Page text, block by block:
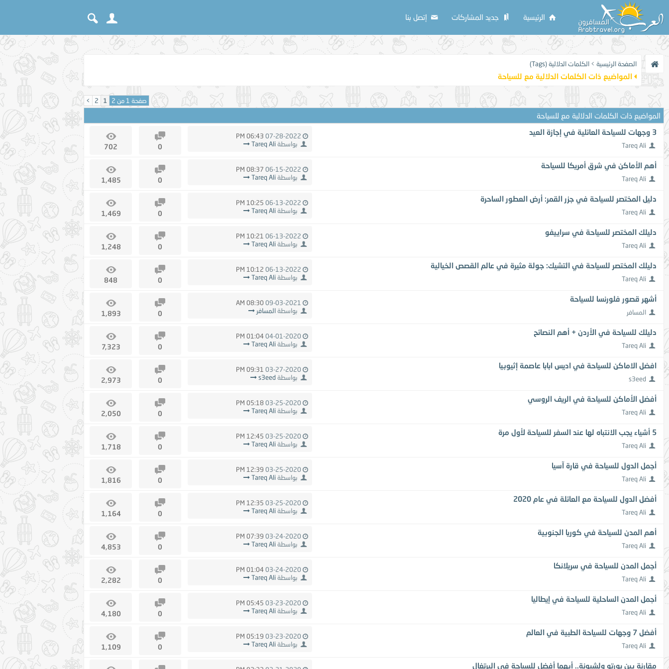
الرئيسية جديد المشاركات إتصل بنا
الصفحة الرئيسية > الكلمات الدلالية (Tags)
المواضيع ذات الكلمات الدلالية مع للسياحة
صفحة 1 من 2 1
2
>
المواضيع ذات الكلمات الدلالية مع للسياحة
3 وجهات للسياحة العائلية في إجازة العيد
Tareq Ali
0
702
06:43 PM
بواسطةTareq Ali
أهم الأماكن في شرق أمريكا للسياحة
Tareq Ali
0
1,485
08:37 PM
بواسطةTareq Ali
دليل المختصر للسياحة في جزر القمر: أرض العطور الساحرة
Tareq Ali
0
1,469
10:25 PM
بواسطةTareq Ali
دليلك المختصر للسياحة في سراييفو
Tareq Ali
0
1,248
10:21 PM
بواسطةTareq Ali
دليلك المختصر للسياحة في التشيك: جولة مثيرة في عالم القصص الخيالية
Tareq Ali
0
848
10:12 PM
بواسطةTareq Ali
أشهر قصور فلورنسا للسياحة
المسافر 0
1,893
08:30 AM
بواسطةالمسافر
دليلك للسياحة في الأردن + أهم النصائح
Tareq Ali
0
7,323
01:04 PM
بواسطةTareq Ali
افضل الاماكن للسياحة في اديس ابابا عاصمة إثيوبيا
s3eed
0
2,973
09:31 PM
بواسطةs3eed
أفضل الأماكن للسياحة في الريف الروسي
Tareq Ali
0
2,050
05:18 PM
بواسطةTareq Ali
5 أشياء يجب الانتباه لها عند السفر للسياحة لأول مرة
Tareq Ali
0
1,718
12:45 PM
بواسطةTareq Ali
أجمل الدول للسياحة في قارة آسيا
Tareq Ali
0
1,816
12:39 PM
بواسطةTareq Ali
أفضل الدول للسياحة مع العائلة في عام 2020
Tareq Ali
0
1,164
12:35 PM
بواسطةTareq Ali
أهم المدن للسياحة في كوريا الجنوبية
Tareq Ali
0
4,853
07:39 PM
بواسطةTareq Ali
أجمل المدن للسياحة في سريلانكا
Tareq Ali
0
2,282
01:04 PM
بواسطةTareq Ali
أجمل المدن الساحلية للسياحة في إيطاليا
Tareq Ali
0
4,180
05:45 PM
بواسطةTareq Ali
أفضل 7 وجهات للسياحة الطبية في العالم
Tareq Ali
0
1,109
05:19 PM
بواسطةTareq Ali
مقارنة بين بورتو ولشبونة.. أيهما أفضل للسياحة في البرتغال